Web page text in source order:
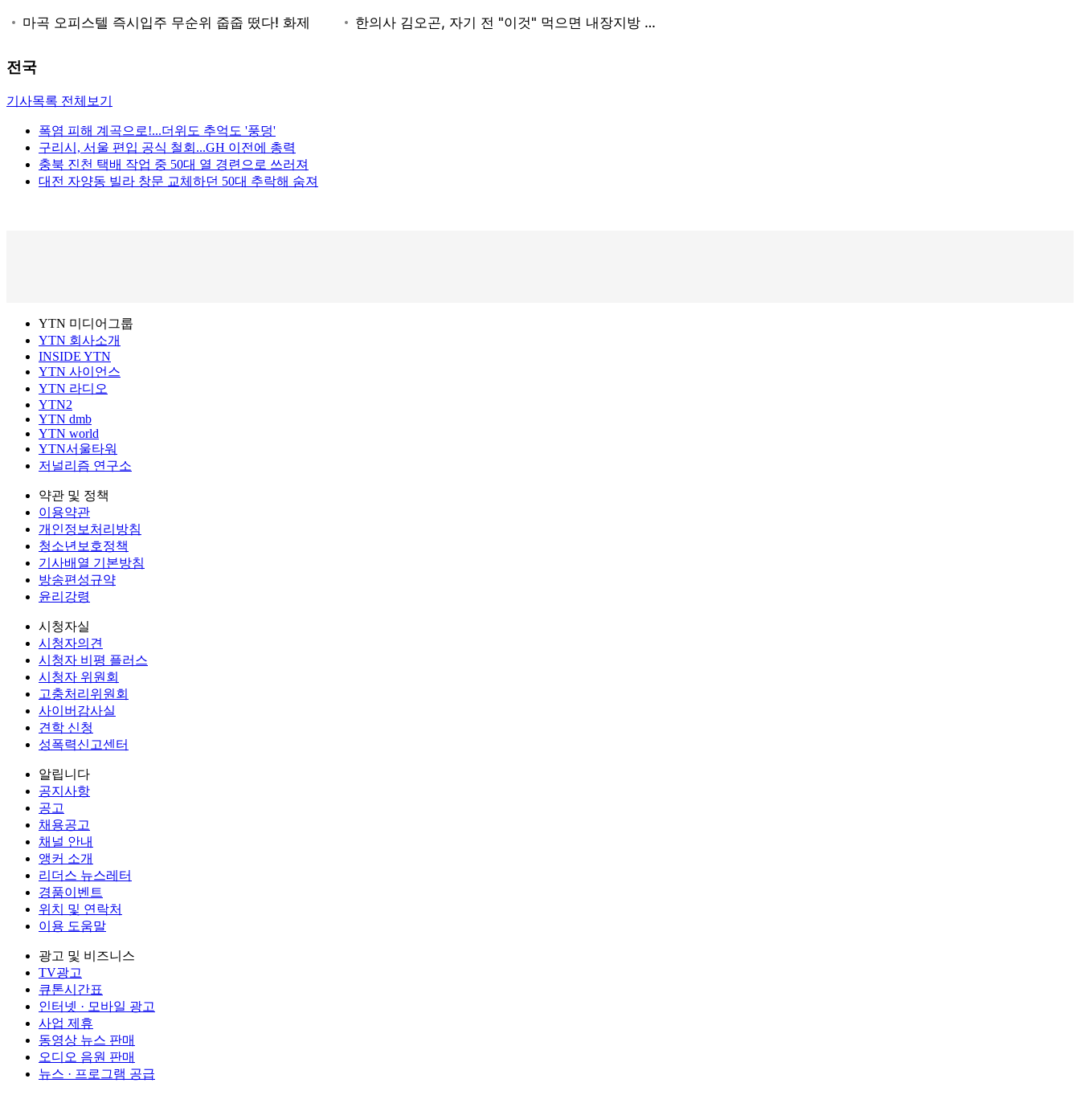
전국
기사목록 전체보기
폭염 피해 계곡으로!...더위도 추억도 '풍덩'
구리시, 서울 편입 공식 철회...GH 이전에 총력
충북 진천 택배 작업 중 50대 열 경련으로 쓰러져
대전 자양동 빌라 창문 교체하던 50대 추락해 숨져
YTN 미디어그룹
YTN 회사소개
INSIDE YTN
YTN 사이언스
YTN 라디오
YTN2
YTN dmb
YTN world
YTN서울타워
저널리즘 연구소
약관 및 정책
이용약관
개인정보처리방침
청소년보호정책
기사배열 기본방침
방송편성규약
윤리강령
시청자실
시청자의견
시청자 비평 플러스
시청자 위원회
고충처리위원회
사이버감사실
견학 신청
성폭력신고센터
알립니다
공지사항
공고
채용공고
채널 안내
앵커 소개
리더스 뉴스레터
경품이벤트
위치 및 연락처
이용 도움말
광고 및 비즈니스
TV광고
큐톤시간표
인터넷 · 모바일 광고
사업 제휴
동영상 뉴스 판매
오디오 음원 판매
뉴스 · 프로그램 공급